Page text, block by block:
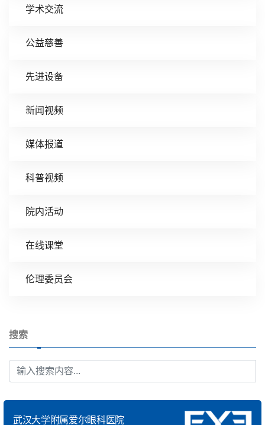
学术交流
公益慈善
先进设备
新闻视频
媒体报道
科普视频
院内活动
在线课堂
伦理委员会
搜索
武汉大学附属爱尔眼科医院